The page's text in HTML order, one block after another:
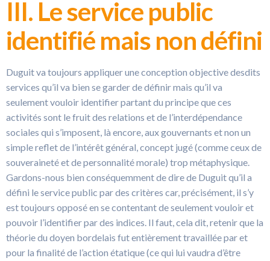
III. Le service public
identifié mais non défini
Duguit va toujours appliquer une conception objective desdits
services qu’il va bien se garder de définir mais qu’il va
seulement vouloir identifier partant du principe que ces
activités sont le fruit des relations et de l’interdépendance
sociales qui s’imposent, là encore, aux gouvernants et non un
simple reflet de l’intérêt général, concept jugé (comme ceux de
souveraineté et de personnalité morale) trop métaphysique.
Gardons-nous bien conséquemment de dire de Duguit qu’il a
défini le service public par des critères car, précisément, il s’y
est toujours opposé en se contentant de seulement vouloir et
pouvoir l’identifier par des indices. Il faut, cela dit, retenir que la
théorie du doyen bordelais fut entièrement travaillée par et
pour la finalité de l’action étatique (ce qui lui vaudra d’être